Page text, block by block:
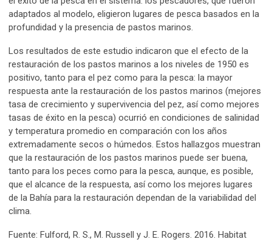
adaptados al modelo, eligieron lugares de pesca basados en la
profundidad y la presencia de pastos marinos.
Los resultados de este estudio indicaron que el efecto de la
restauración de los pastos marinos a los niveles de 1950 es
positivo, tanto para el pez como para la pesca: la mayor
respuesta ante la restauración de los pastos marinos (mejores
tasa de crecimiento y supervivencia del pez, así como mejores
tasas de éxito en la pesca) ocurrió en condiciones de salinidad
y temperatura promedio en comparación con los años
extremadamente secos o húmedos. Estos hallazgos muestran
que la restauración de los pastos marinos puede ser buena,
tanto para los peces como para la pesca, aunque, es posible,
que el alcance de la respuesta, así como los mejores lugares
de la Bahía para la restauración dependan de la variabilidad del
clima.
Fuente: Fulford, R. S., M. Russell y J. E. Rogers. 2016. Habitat